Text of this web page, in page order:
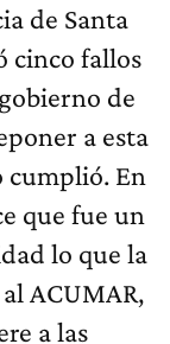
de Santa
cinco fallos
de
a esta
cumplió. En
que fue un
lo que la
ACUMAR,
a las